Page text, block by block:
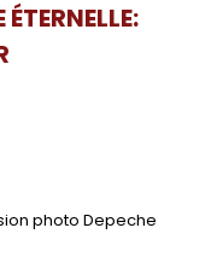
photo Depeche